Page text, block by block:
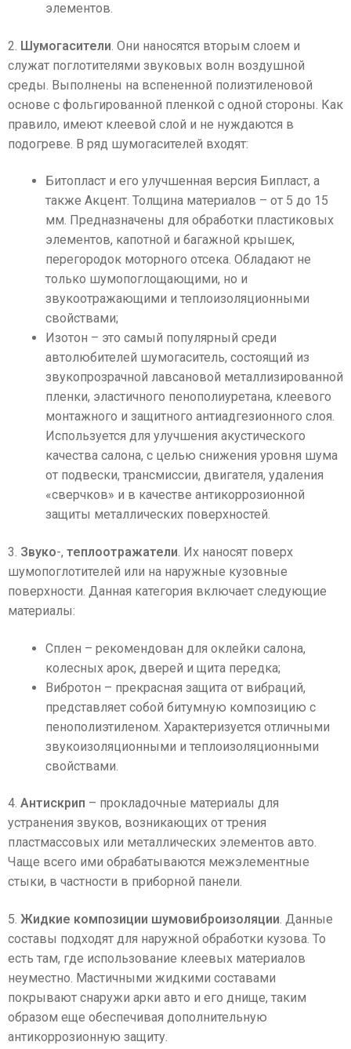
элементов.
2. Шумогасители. Они наносятся вторым слоем и
служат поглотителями звуковых волн воздушной
среды. Выполнены на вспененной полиэтиленовой
основе с фольгированной пленкой с одной стороны. Как
правило, имеют клеевой слой и не нуждаются в
подогреве. В ряд шумогасителей входят:
Битопласт и его улучшенная версия Бипласт, а
также Акцент. Толщина материалов – от 5 до 15
мм. Предназначены для обработки пластиковых
элементов, капотной и багажной крышек,
перегородок моторного отсека. Обладают не
только шумопоглощающими, но и
звукоотражающими и теплоизоляционными
свойствами;
Изотон – это самый популярный среди
автолюбителей шумогаситель, состоящий из
звукопрозрачной лавсановой металлизированной
пленки, эластичного пенополиуретана, клеевого
монтажного и защитного антиадгезионного слоя.
Используется для улучшения акустического
качества салона, с целью снижения уровня шума
от подвески, трансмиссии, двигателя, удаления
«сверчков» и в качестве антикоррозионной
защиты металлических поверхностей.
3. Звуко-, теплоотражатели. Их наносят поверх
шумопоглотителей или на наружные кузовные
поверхности. Данная категория включает следующие
материалы:
Сплен – рекомендован для оклейки салона,
колесных арок, дверей и щита передка;
Вибротон – прекрасная защита от вибраций,
представляет собой битумную композицию с
пенополиэтиленом. Характеризуется отличными
звукоизоляционными и теплоизоляционными
свойствами.
4. Антискрип – прокладочные материалы для
устранения звуков, возникающих от трения
пластмассовых или металлических элементов авто.
Чаще всего ими обрабатываются межэлементные
стыки, в частности в приборной панели.
5. Жидкие композиции шумовиброизоляции. Данные
составы подходят для наружной обработки кузова. То
есть там, где использование клеевых материалов
неуместно. Мастичными жидкими составами
покрывают снаружи арки авто и его днище, таким
образом еще обеспечивая дополнительную
антикоррозионную защиту.